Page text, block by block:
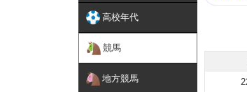
高校年代
競馬
地方競馬